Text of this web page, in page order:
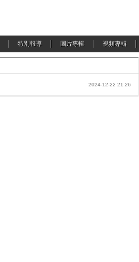
特別報導 圖片專輯 視頻專輯
2024-12-22 21:26